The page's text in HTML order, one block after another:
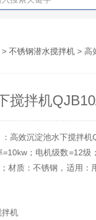
> 不锈钢潜水搅拌机 > 高效
搅拌机
高效沉淀池水下搅拌
；电机级数=12级
材质：不锈钢，适用：
拌机